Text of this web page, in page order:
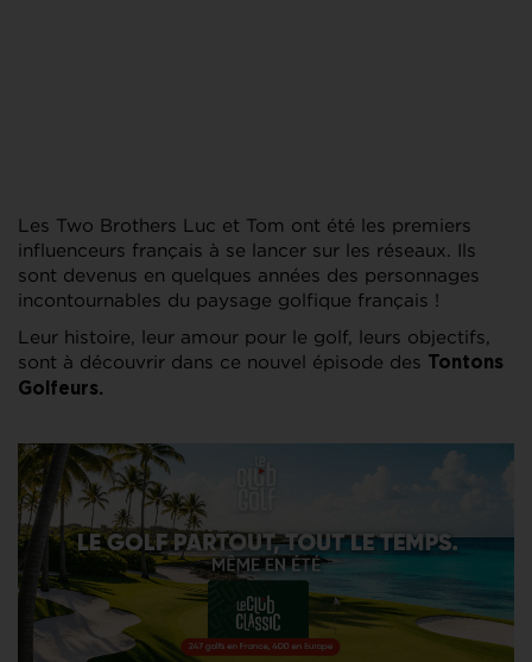
Les Two Brothers Luc et Tom ont été les premiers
influenceurs français à se lancer sur les réseaux. Ils
sont devenus en quelques années des personnages
incontournables du paysage golfique français !
Leur histoire, leur amour pour le golf, leurs objectifs,
sont à découvrir dans ce nouvel épisode des
Tontons
Golfeurs.